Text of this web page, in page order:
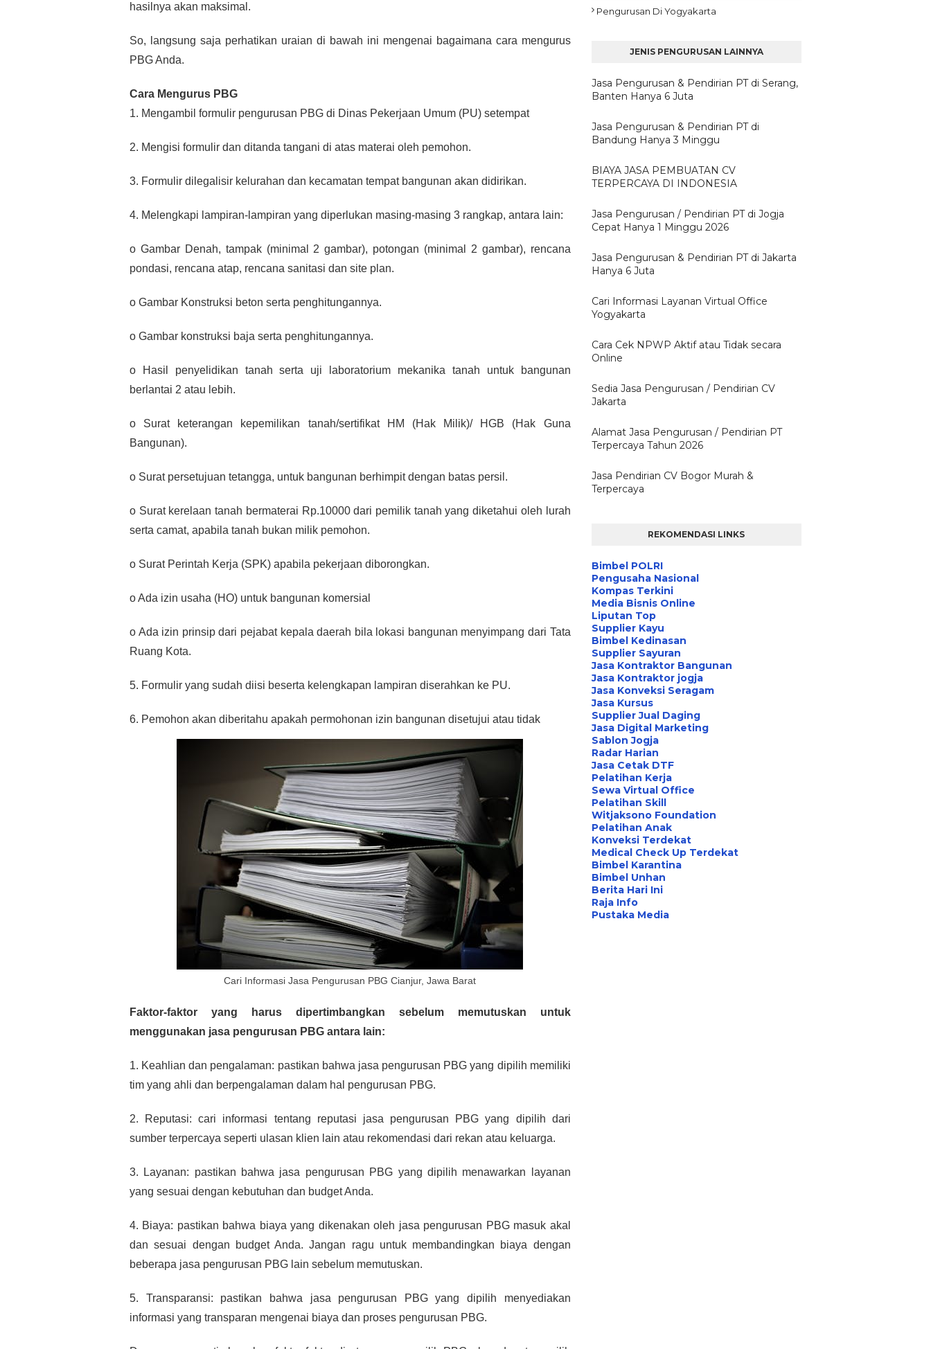
hasilnya akan maksimal.
So, langsung saja perhatikan uraian di bawah ini mengenai bagaimana cara mengurus
PBG Anda.
Cara Mengurus PBG
1. Mengambil formulir pengurusan PBG di Dinas Pekerjaan Umum (PU) setempat
2. Mengisi formulir dan ditanda tangani di atas materai oleh pemohon.
3. Formulir dilegalisir kelurahan dan kecamatan tempat bangunan akan didirikan.
4. Melengkapi lampiran-lampiran yang diperlukan masing-masing 3 rangkap, antara lain:
o Gambar Denah, tampak (minimal 2 gambar), potongan (minimal 2 gambar), rencana
pondasi, rencana atap, rencana sanitasi dan site plan.
o Gambar Konstruksi beton serta penghitungannya.
o Gambar konstruksi baja serta penghitungannya.
o Hasil penyelidikan tanah serta uji laboratorium mekanika tanah untuk bangunan
berlantai 2 atau lebih.
o Surat keterangan kepemilikan tanah/sertifikat HM (Hak Milik)/ HGB (Hak Guna
Bangunan).
o Surat persetujuan tetangga, untuk bangunan berhimpit dengan batas persil.
o Surat kerelaan tanah bermaterai Rp.10000 dari pemilik tanah yang diketahui oleh lurah
serta camat, apabila tanah bukan milik pemohon.
o Surat Perintah Kerja (SPK) apabila pekerjaan diborongkan.
o Ada izin usaha (HO) untuk bangunan komersial
o Ada izin prinsip dari pejabat kepala daerah bila lokasi bangunan menyimpang dari Tata
Ruang Kota.
5. Formulir yang sudah diisi beserta kelengkapan lampiran diserahkan ke PU.
6. Pemohon akan diberitahu apakah permohonan izin bangunan disetujui atau tidak
Cari Informasi Jasa Pengurusan PBG Cianjur, Jawa Barat
Faktor-faktor yang harus dipertimbangkan sebelum memutuskan untuk
menggunakan jasa pengurusan PBG antara lain:
1. Keahlian dan pengalaman: pastikan bahwa jasa pengurusan PBG yang dipilih memiliki
tim yang ahli dan berpengalaman dalam hal pengurusan PBG.
2. Reputasi: cari informasi tentang reputasi jasa pengurusan PBG yang dipilih dari
sumber terpercaya seperti ulasan klien lain atau rekomendasi dari rekan atau keluarga.
3. Layanan: pastikan bahwa jasa pengurusan PBG yang dipilih menawarkan layanan
yang sesuai dengan kebutuhan dan budget Anda.
4. Biaya: pastikan bahwa biaya yang dikenakan oleh jasa pengurusan PBG masuk akal
dan sesuai dengan budget Anda. Jangan ragu untuk membandingkan biaya dengan
beberapa jasa pengurusan PBG lain sebelum memutuskan.
5. Transparansi: pastikan bahwa jasa pengurusan PBG yang dipilih menyediakan
informasi yang transparan mengenai biaya dan proses pengurusan PBG.
Pengurusan Di Yogyakarta
JENIS PENGURUSAN LAINNYA
Jasa Pengurusan & Pendirian PT di Serang,
Banten Hanya 6 Juta
Jasa Pengurusan & Pendirian PT di
Bandung Hanya 3 Minggu
BIAYA JASA PEMBUATAN CV
TERPERCAYA DI INDONESIA
Jasa Pengurusan / Pendirian PT di Jogja
Cepat Hanya 1 Minggu 2026
Jasa Pengurusan & Pendirian PT di Jakarta
Hanya 6 Juta
Cari Informasi Layanan Virtual Office
Yogyakarta
Cara Cek NPWP Aktif atau Tidak secara
Online
Sedia Jasa Pengurusan / Pendirian CV
Jakarta
Alamat Jasa Pengurusan / Pendirian PT
Terpercaya Tahun 2026
Jasa Pendirian CV Bogor Murah &
Terpercaya
REKOMENDASI LINKS
Bimbel POLRI
Pengusaha Nasional
Kompas Terkini
Media Bisnis Online
Liputan Top
Supplier Kayu
Bimbel Kedinasan
Supplier Sayuran
Jasa Kontraktor Bangunan
Jasa Kontraktor jogja
Jasa Konveksi Seragam
Jasa Kursus
Supplier Jual Daging
Jasa Digital Marketing
Sablon Jogja
Radar Harian
Jasa Cetak DTF
Pelatihan Kerja
Sewa Virtual Office
Pelatihan Skill
Witjaksono Foundation
Pelatihan Anak
Konveksi Terdekat
Medical Check Up Terdekat
Bimbel Karantina
Bimbel Unhan
Berita Hari Ini
Raja Info
Pustaka Media